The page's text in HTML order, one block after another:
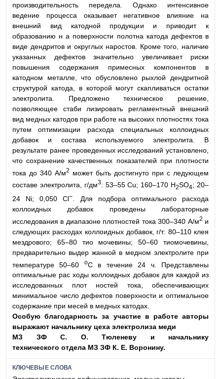
производительность передела. Однако интенсивное
ведение процесса оказывает негативное влияние на
внешний вид катодной продукции и приводит к
образованию н а поверхности полотна катода дефектов в
виде дендритов и округлых наростов. Кроме того, наличие
указанных дефектов значительно увеличивает риски
повышения содержания примесных компонентов в
катодном металле, что обусловлено рыхлой дендритной
структурой катода, в которой могут скапливаться остатки
электролита. Предложено техническое решение,
позволяющее стаби лизировать регламентный внешний
вид медных катодов при работе на высоких плотностях тока
путем оптимизации расхода специальных коллоидных
добавок и состава используемого электролита. В
результате ранее проведенных исследований установлено,
что сохранение качественных показателей при плотности
тока до 340 А/м2 может быть достигнуто при с ледующем
составе электролита, г/дм3: 53–55 Cu; 160–170 H2SO4; 20–
24 Ni; 0,050 Cl–
. Для подбора оптимального расхода
коллоидных добавок проведены лабораторные
исследования в диапазоне плотностей тока 300–340 А/м2 и
следующих расходах коллоидных добавок, г/т: 80–110 клея
мездрового; 65–80 тио мочевины; 50–60 тиомочевины,
предварительно выдер жанной в медном электролите при
температуре 50–60 oC в течение 24 ч. Представлены
оптимальные рас ходы коллоидных добавок для каждой из
исследованных плот ностей тока, обеспечивающих
минимальное число дефектов поверхности и оптимальное
содержание при месей в медных катодах.
Особую благодарность за участие в работе авторы
выражают начальнику цеха электролиза меди
МЗ ЗФ С. О. Тюленеву и начальнику
технического отдела МЗ ЗФ К. Е. Воронину.
КЛЮЧЕВЫЕ СЛОВА